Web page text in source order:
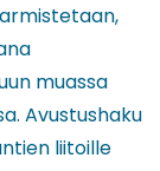
muassa
Avustushaku
liitoille